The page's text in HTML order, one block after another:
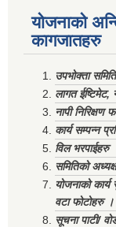
योजनाको
कागजातहरु
उपभोक्ता
लागत
नापी निरिक्षण
कार्य सम्पन्न
विल भरपाईहरु
समितिको
योजनाको
वटा फोटोहरु ।
सूचना पाटी/